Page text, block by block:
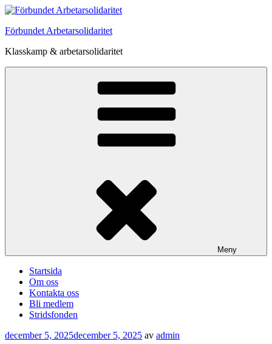
Hoppa
innehåll
Förbundet Arbetarsolidaritet
Klasskamp & arbetarsolidaritet
Meny
Startsida
Om oss
Kontakta oss
Bli medlem
Stridsfonden
Publicerat
december 5, 2025december 5, 2025 av admin